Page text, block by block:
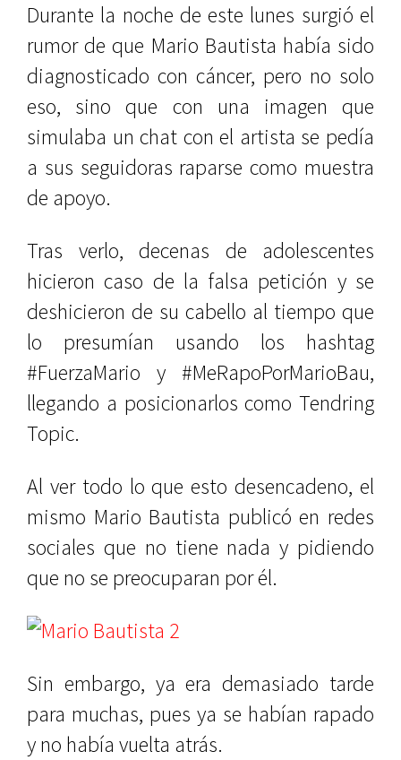
Durante la noche de este lunes surgió el
rumor de que Mario Bautista había sido
diagnosticado con cáncer, pero no solo
eso, sino que con una imagen que
simulaba un chat con el artista se pedía
a sus seguidoras raparse como muestra
de apoyo.
Tras verlo, decenas de adolescentes
hicieron caso de la falsa petición y se
deshicieron de su cabello al tiempo que
lo presumían usando los hashtag
#FuerzaMario y #MeRapoPorMarioBau,
llegando a posicionarlos como Tendring
Topic.
Al ver todo lo que esto desencadeno, el
mismo Mario Bautista publicó en redes
sociales que no tiene nada y pidiendo
que no se preocuparan por él.
Sin embargo, ya era demasiado tarde
para muchas, pues ya se habían rapado
y no había vuelta atrás.